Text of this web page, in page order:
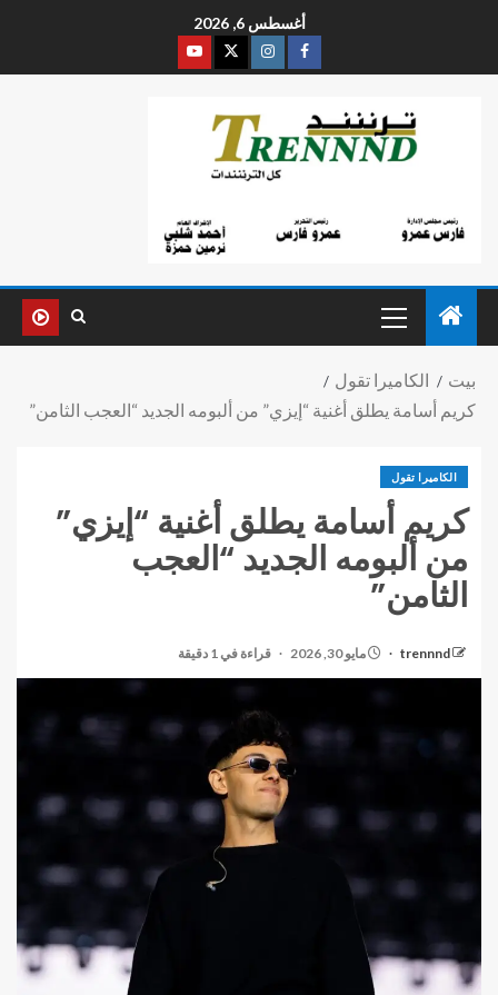
أغسطس 6, 2026
بيت
الكاميرا تقول
كريم أسامة يطلق أغنية “إيزي” من ألبومه الجديد “العجب الثامن”
الكاميرا تقول
كريم أسامة يطلق أغنية “إيزي”
من ألبومه الجديد “العجب
الثامن”
trennnd مايو 30, 2026 قراءة في 1 دقيقة